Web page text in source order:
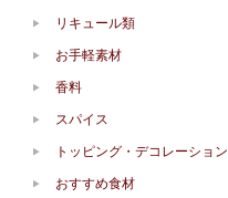
リキュール類
お手軽素材
香料
スパイス
トッピング・デコレーション
おすすめ食材